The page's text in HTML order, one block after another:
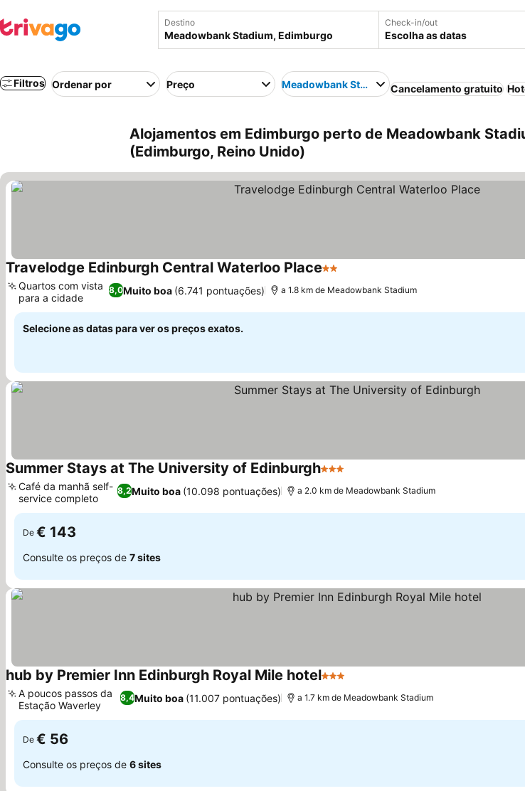
Destino Check-in/out
Escolha as datas
Filtros Ordenar por Preço Meadowbank StadiumCancelamento gratuito
Alojamentos em Edimburgo perto de Meadowbank
(Edimburgo, Reino Unido)
Travelodge Edinburgh Central Waterloo Place2 Estrelas
8,0Muito boa (6.741 pontuações)
Quartos com vista
para a cidade
a 1.8 km de Meadowbank Stadium
Selecione as datas para ver os preços exatos.
Summer Stays at The University of Edinburgh3 Estrelas
8,2Muito boa (10.098 pontuações)
Café da manhã self-
service completo
a 2.0 km de Meadowbank Stadium
De € 143
Consulte os preços de 7 sites
hub by Premier Inn Edinburgh Royal Mile hotel3 Estrelas
8,4Muito boa (11.007 pontuações)
A poucos passos da
Estação Waverley
a 1.7 km de Meadowbank Stadium
De € 56
Consulte os preços de 6 sites